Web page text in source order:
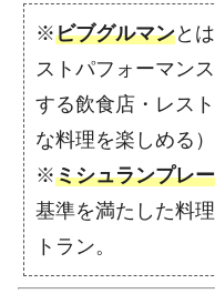
※ビブグルマンと
ストパフォーマン
する飲食店・レス
な料理を楽しめる）
※ミシュランプレ
基準を満たした料
トラン。